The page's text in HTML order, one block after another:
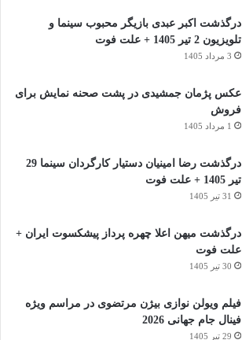
درگذشت اکبر عبدی بازیگر محبوب سینما و
تلویزیون 2 تیر 1405 + علت فوت
3 مرداد 1405
عکس پژمان جمشیدی در پشت صحنه نمایش برای
فروش
1 مرداد 1405
درگذشت رضا امینیان دستیار کارگردان سینما 29
تیر 1405 + علت فوت
31 تیر 1405
درگذشت میهن اعلا چهره پرداز پیشکسوت ایران +
علت فوت
30 تیر 1405
فیلم ویولن نوازی بیژن مرتضوی در مراسم ویژه
فینال جام جهانی 2026
29 تیر 1405